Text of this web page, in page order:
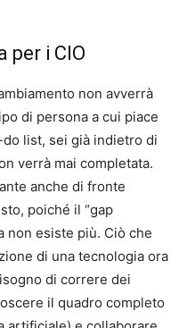
per i CIO
non avverrà
di persona a cui piace
list, sei già indietro di
verrà mai completata.
anche di fronte
poiché il “gap
non esiste più. Ciò che
di una tecnologia ora
di correre dei
il quadro completo